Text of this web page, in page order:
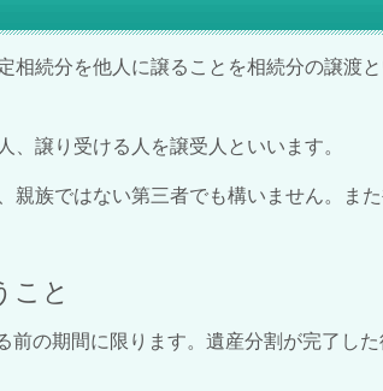
続分を他人に譲ることを相続分の譲渡と
譲り受ける人を譲受人といいます。
親族ではない第三者でも構いません。ま
こと
の期間に限ります。遺産分割が完了し